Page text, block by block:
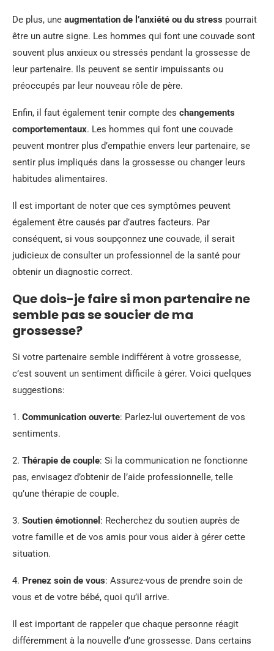
De plus, une augmentation de l’anxiété ou du stress pourrait
être un autre signe. Les hommes qui font une couvade sont
souvent plus anxieux ou stressés pendant la grossesse de
leur partenaire. Ils peuvent se sentir impuissants ou
préoccupés par leur nouveau rôle de père.
Enfin, il faut également tenir compte des changements
comportementaux. Les hommes qui font une couvade
peuvent montrer plus d’empathie envers leur partenaire, se
sentir plus impliqués dans la grossesse ou changer leurs
habitudes alimentaires.
Il est important de noter que ces symptômes peuvent
également être causés par d’autres facteurs. Par
conséquent, si vous soupçonnez une couvade, il serait
judicieux de consulter un professionnel de la santé pour
obtenir un diagnostic correct.
Que dois-je faire si mon partenaire ne
semble pas se soucier de ma
grossesse?
Si votre partenaire semble indifférent à votre grossesse,
c’est souvent un sentiment difficile à gérer. Voici quelques
suggestions:
1. Communication ouverte: Parlez-lui ouvertement de vos
sentiments.
2. Thérapie de couple: Si la communication ne fonctionne
pas, envisagez d’obtenir de l’aide professionnelle, telle
qu’une thérapie de couple.
3. Soutien émotionnel : Recherchez du soutien auprès de
votre famille et de vos amis pour vous aider à gérer cette
situation.
4. Prenez soin de vous: Assurez-vous de prendre soin de
vous et de votre bébé, quoi qu’il arrive.
Il est important de rappeler que chaque personne réagit
différemment à la nouvelle d’une grossesse. Dans certains